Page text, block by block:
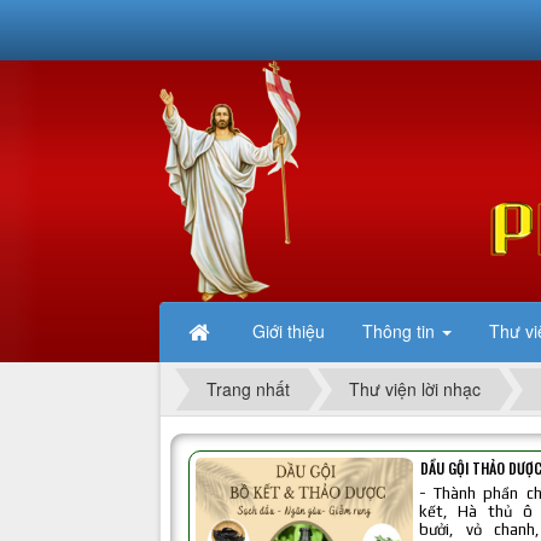
Giới thiệu Thông tin Thư
Trang nhất Thư viện lời nhạc